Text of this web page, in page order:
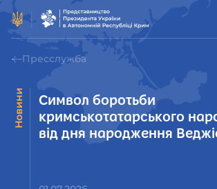
Пресслужба
Новини
Символ боротьби
кримськотатарського
від дня народження